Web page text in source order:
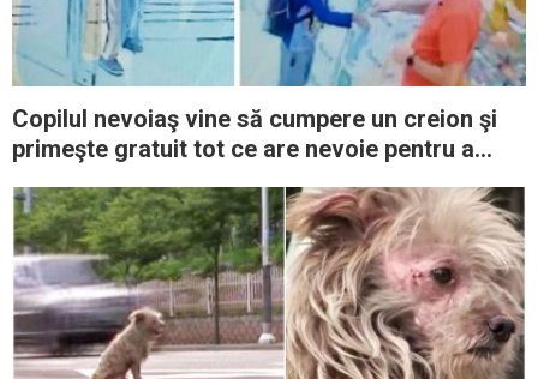
Copilul nevoiaş vine să cumpere un creion şi
primeşte gratuit tot ce are nevoie pentru a